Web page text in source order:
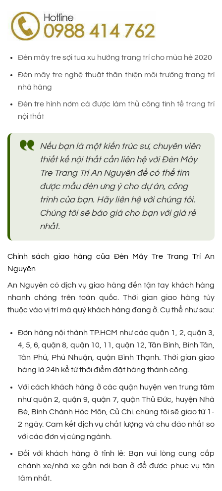
Đèn mây tre sợi tua xu hướng trang trí cho mùa hè 2020
Đèn mây tre nghệ thuật thân thiện môi trường trang trí
nhà hàng
Đèn tre hình nơm cá được làm thủ công tinh tế trang trí
nội thất
Nếu bạn là một kiến trúc sư, chuyên viên
thiết kế nội thất cần liên hệ với Đèn Mây
Tre Trang Trí An Nguyên để có thể tìm
được mẫu đèn ưng ý cho dự án, công
trình của bạn. Hãy liên hệ với chúng tôi.
Chúng tôi sẽ báo giá cho bạn với giá rẻ
nhất.
Chính sách giao hàng của Đèn Mây Tre Trang Trí An
Nguyên
An Nguyên có dịch vụ giao hàng đến tận tay khách hàng
nhanh chóng trên toàn quốc. Thời gian giao hàng tùy
thuộc vào vị trí mà quý khách hàng đang ở. Cụ thể như sau:
Đơn hàng nội thành TP.HCM như các quận 1, 2, quận 3,
4, 5, 6, quận 8, quận 10, 11, quận 12, Tân Bình, Bình Tân,
Tân Phú, Phú Nhuận, quận Bình Thạnh. Thời gian giao
hàng là 24h kể từ thời điểm đặt hàng thành công.
Với cách khách hàng ở các quận huyện ven trung tâm
như quận 2, quận 9, quận 7, quận Thủ Đức, huyện Nhà
Bè, Bình Chánh Hóc Môn, Củ Chi. chúng tôi sẽ giao từ 1-
2 ngày. Cam kết dịch vụ chất lượng và chu đáo nhất so
với các đơn vị cùng ngành.
Đối với khách hàng ở tỉnh lẻ: Bạn vui lòng cung cấp
chành xe/nhà xe gần nơi bạn ở để được phục vụ tận
tâm nhất.